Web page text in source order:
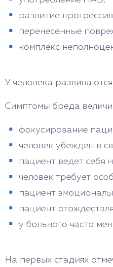
развитие
перенесенные
комплекс
У человека
Симптомы бреда
фокусирование
человек убежден в
пациент ведет себя
человек требует
пациент
пациент
у больного часто
На первых стадиях